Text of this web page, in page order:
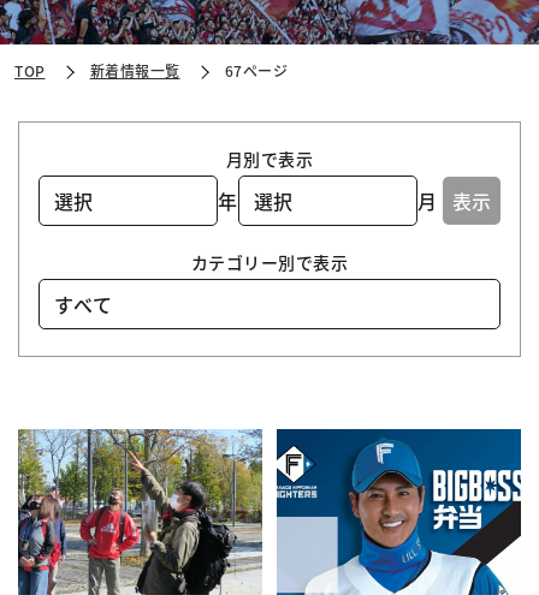
TOP 新着情報一覧 67ページ
月別で表示
年 月 表示
カテゴリー別で表示